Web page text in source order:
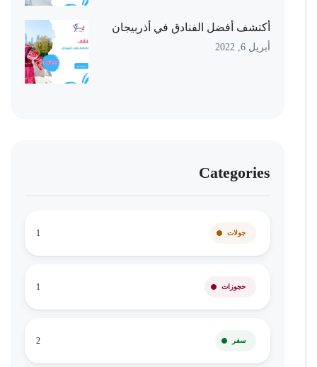
أكتشف أفضل الفنادق في أذربيجان
أبريل 6, 2022
Categories
جولات 1
حجوزات 1
سفر 2